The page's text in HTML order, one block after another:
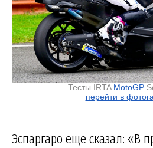
Тесты IRTA MotoGP
перейти в
Эспаргаро еще сказал: «В